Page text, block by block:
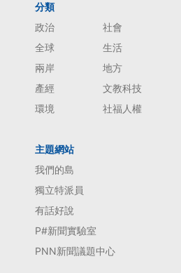
分類
政治
社會
全球
生活
兩岸
地方
產經
文教科技
環境
社福人權
主題網站
我們的島
獨立特派員
有話好說
P#新聞實驗室
PNN新聞議題中心